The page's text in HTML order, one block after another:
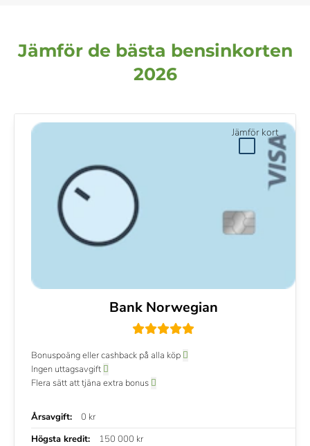
Jämför de bästa bensinkorten
2026
Bank Norwegian
Bonuspoäng eller cashback på alla köp
Ingen uttagsavgift
Flera sätt att tjäna extra bonus
Årsavgift:
0 kr
Högsta kredit:
150 000 kr
Jämför kort